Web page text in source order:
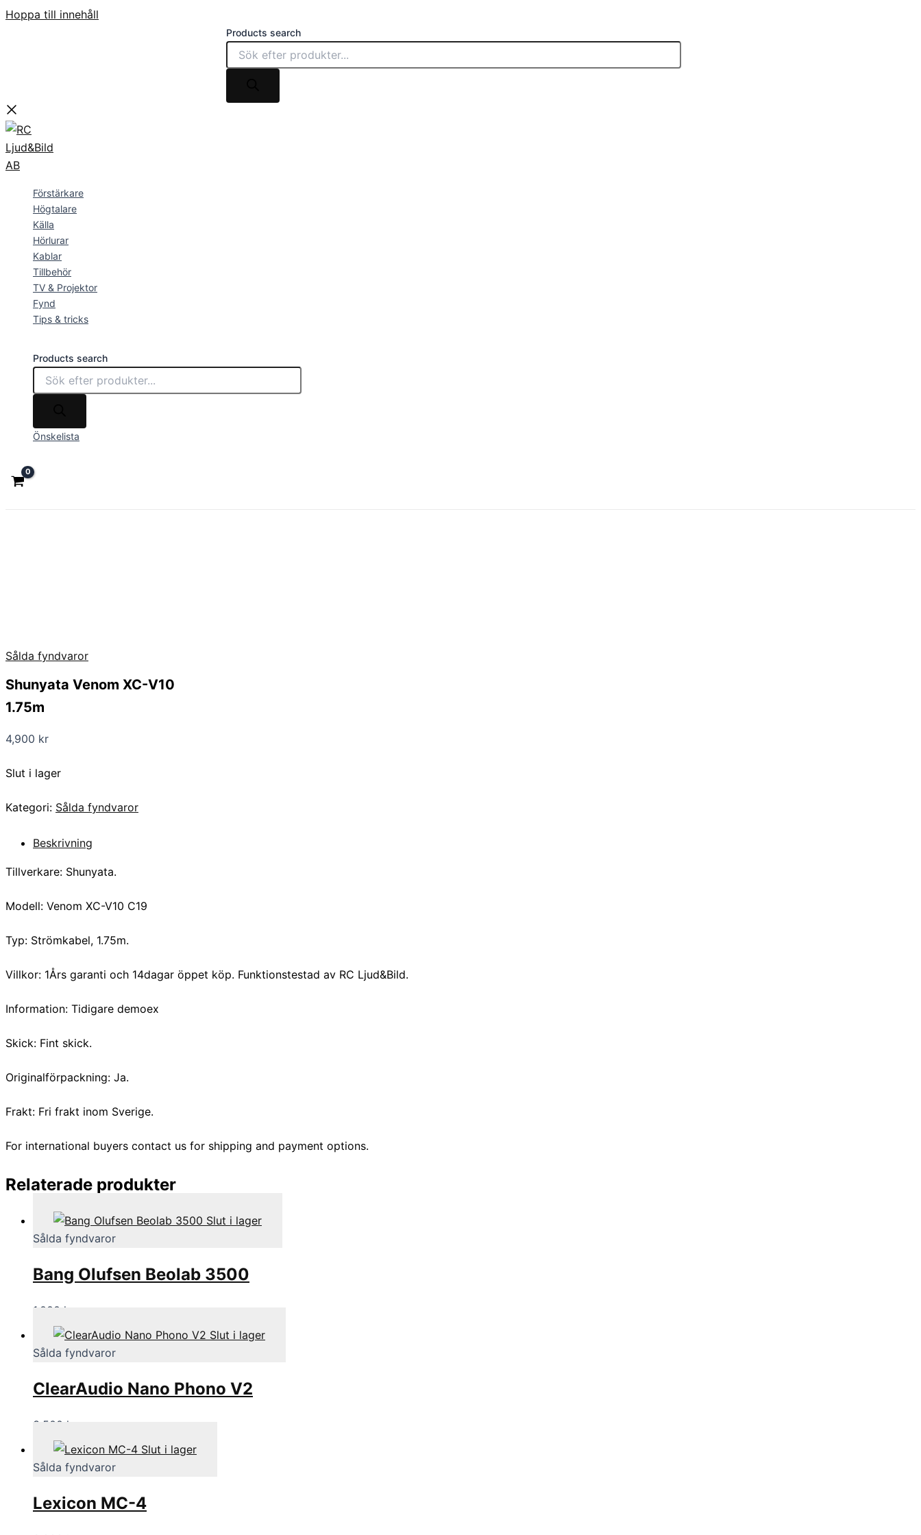
Hoppa till innehåll
Products search
Förstärkare
Högtalare
Källa
Hörlurar
Kablar
Tillbehör
TV & Projektor
Fynd
Tips & tricks
Products search
Önskelista
Sålda fyndvaror
Shunyata Venom XC-V10
1.75m
4,900 kr
Slut i lager
Kategori: Sålda fyndvaror
Beskrivning
Tillverkare: Shunyata.
Modell: Venom XC-V10 C19
Typ: Strömkabel, 1.75m.
Villkor: 1Års garanti och 14dagar öppet köp. Funktionstestad av RC Ljud&Bild.
Information: Tidigare demoex
Skick: Fint skick.
Originalförpackning: Ja.
Frakt: Fri frakt inom Sverige.
For international buyers contact us for shipping and payment options.
Relaterade produkter
Slut i lager
Sålda fyndvaror
Bang Olufsen Beolab 3500
1,000 kr
Slut i lager
Sålda fyndvaror
ClearAudio Nano Phono V2
3,500 kr
Slut i lager
Sålda fyndvaror
Lexicon MC-4